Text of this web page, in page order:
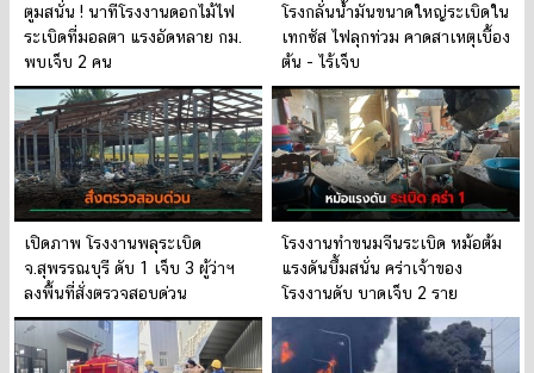
ตูมสนั่น ! นาทีโรงงานดอกไม้ไฟ
ระเบิดที่มอลตา แรงอัดหลาย กม.
พบเจ็บ 2 คน
โรงกลั่นน้ำมันขนาดใหญ่ระเบิดใน
เทกซัส ไฟลุกท่วม คาดสาเหตุเบื้อง
ต้น - ไร้เจ็บ
เปิดภาพ โรงงานพลุระเบิด
จ.สุพรรณบุรี ดับ 1 เจ็บ 3 ผู้ว่าฯ
ลงพื้นที่สั่งตรวจสอบด่วน
โรงงานทำขนมจีนระเบิด หม้อต้ม
แรงดันบึ้มสนั่น คร่าเจ้าของ
โรงงานดับ บาดเจ็บ 2 ราย